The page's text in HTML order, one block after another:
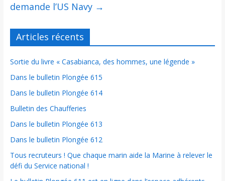
demande l’US Navy →
Articles récents
Sortie du livre « Casabianca, des hommes, une légende »
Dans le bulletin Plongée 615
Dans le bulletin Plongée 614
Bulletin des Chaufferies
Dans le bulletin Plongée 613
Dans le bulletin Plongée 612
Tous recruteurs ! Que chaque marin aide la Marine à relever le
défi du Service national !